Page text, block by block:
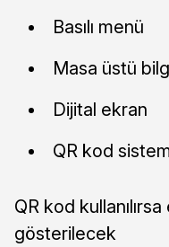
Basılı menü
Masa üstü
Dijital ekran
QR kod
QR kod
gösterilecek